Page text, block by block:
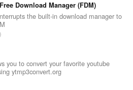
Download Manager (FDM)
the built-in download manager to
you to convert your favorite youtube
ytmp3convert.org